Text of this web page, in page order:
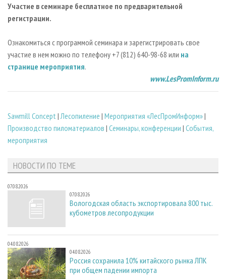
Участие в семинаре бесплатное по предварительной
регистрации.
Ознакомиться с программой семинара и зарегистрировать свое
участие в нем можно по телефону +7 (812) 640-98-68 или на
странице мероприятия.
www.LesPromInform.ru
Sawmill Concept |Лесопиление | Мероприятия «ЛесПромИнформ»|
Производство пиломатериалов | Семинары, конференции | События,
мероприятия
НОВОСТИ ПО ТЕМЕ
07.08.2026
07.08.2026
Вологодская область экспортировала 800 тыс.
кубометров лесопродукции
04.08.2026
04.08.2026
Россия сохранила 10% китайского рынка ЛПК
при общем падении импорта